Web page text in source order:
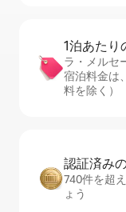
1泊あたり
ラ・メルセ
宿泊料金は
料を除く）
認証済み
740件を超
ょう